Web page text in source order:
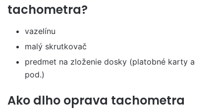
tachometra?
vazelínu
malý skrutkovač
predmet na zloženie dosky (platobné karty a
pod.)
Ako dlho oprava tachometra